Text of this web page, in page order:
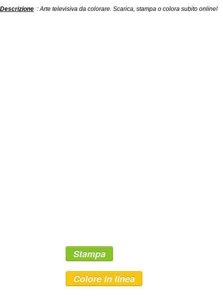
Descrizione : Arte televisiva da colorare. Scarica, stampa o colora subito online!
Stampa
Colore in linea